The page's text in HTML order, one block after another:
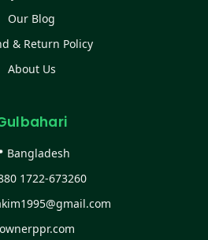
Our Blog
& Return Policy
About Us
Bangladesh
1722-673260
ownerppr.com